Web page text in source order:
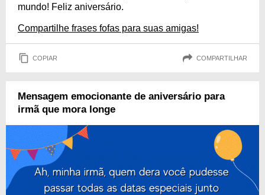
mundo! Feliz aniversário.
Compartilhe frases fofas para suas amigas!
COPIAR COMPARTILHAR
Mensagem emocionante de aniversário para
irmã que mora longe